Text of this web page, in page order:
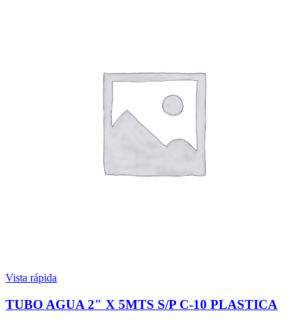
Vista rápida
TUBO AGUA 2″ X 5MTS S/P C-10 PLASTICA